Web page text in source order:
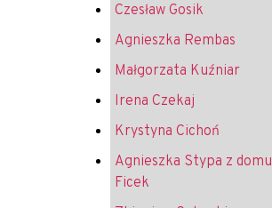
Czesław Gosik
Agnieszka Rembas
Małgorzata Kuźniar
Irena Czekaj
Krystyna Cichoń
Agnieszka Stypa z domu
Ficek